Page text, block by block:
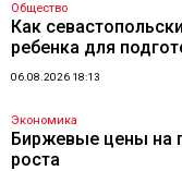
Общество
Как
ребенка для
06.08.2026 18:13
Экономика
Биржевые цены на
роста